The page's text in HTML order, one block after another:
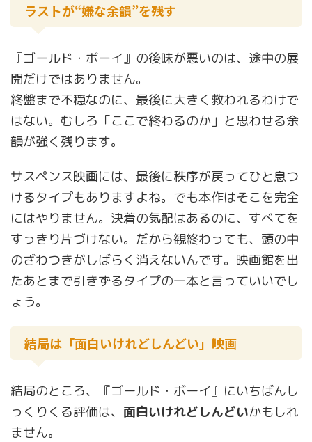
ラストが“嫌な余韻”を残す
『ゴールド・ボーイ』の後味が悪いのは、途中の展
開だけではありません。
終盤まで不穏なのに、最後に大きく救われるわけで
はない。むしろ「ここで終わるのか」と思わせる余
韻が強く残ります。
サスペンス映画には、最後に秩序が戻ってひと息つ
けるタイプもありますよね。でも本作はそこを完全
にはやりません。決着の気配はあるのに、すべてを
すっきり片づけない。だから観終わっても、頭の中
のざわつきがしばらく消えないんです。映画館を出
たあとまで引きずるタイプの一本と言っていいでし
ょう。
結局は「面白いけれどしんどい」映画
結局のところ、『ゴールド・ボーイ』にいちばんし
っくりくる評価は、 面白いけれどしんどいかもしれ
ません。